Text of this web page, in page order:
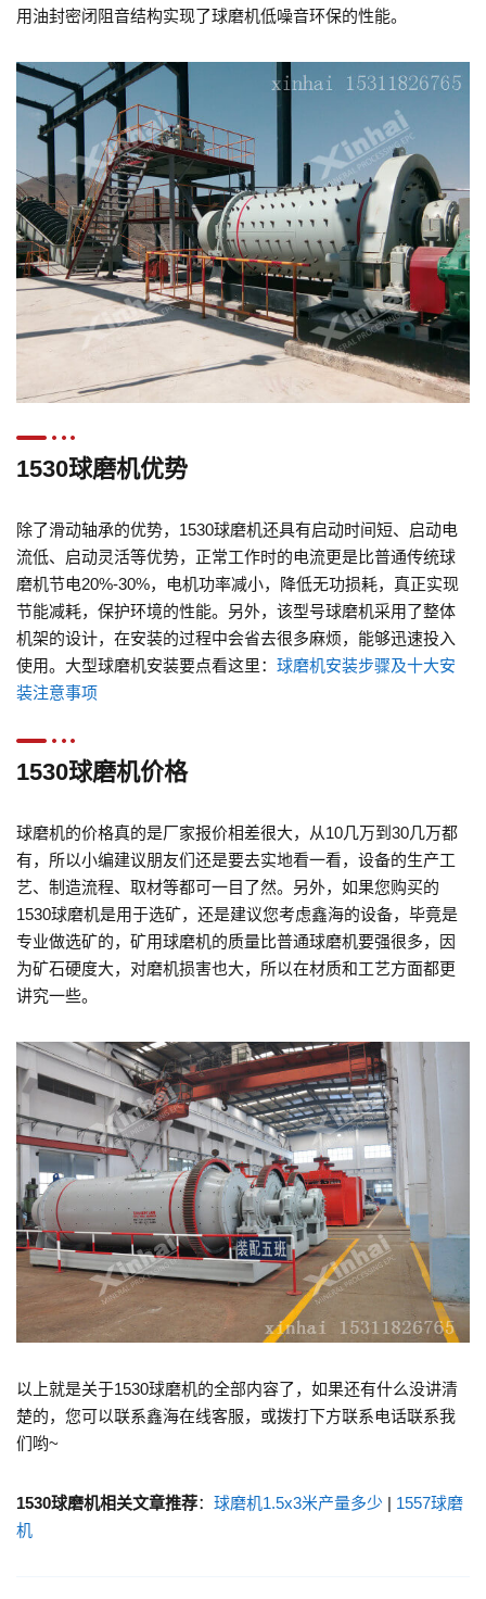
用油封密闭阻音结构实现了球磨机低噪音环保的性能。
1530球磨机优势
除了滑动轴承的优势，1530球磨机还具有启动时间短、启动电
流低、启动灵活等优势，正常工作时的电流更是比普通传统球
磨机节电20%-30%，电机功率减小，降低无功损耗，真正实现
节能减耗，保护环境的性能。另外，该型号球磨机采用了整体
机架的设计，在安装的过程中会省去很多麻烦，能够迅速投入
使用。大型球磨机安装要点看这里： 球磨机安装步骤及十大安
装注意事项
1530球磨机价格
球磨机的价格真的是厂家报价相差很大，从10几万到30几万都
有，所以小编建议朋友们还是要去实地看一看，设备的生产工
艺、制造流程、取材等都可一目了然。另外，如果您购买的
1530球磨机是用于选矿，还是建议您考虑鑫海的设备，毕竟是
专业做选矿的，矿用球磨机的质量比普通球磨机要强很多，因
为矿石硬度大，对磨机损害也大，所以在材质和工艺方面都更
讲究一些。
以上就是关于1530球磨机的全部内容了，如果还有什么没讲清
楚的，您可以联系鑫海在线客服，或拨打下方联系电话联系我
们哟~
1530球磨机相关文章推荐： 球磨机1.5x3米产量多少 | 1557球磨
机